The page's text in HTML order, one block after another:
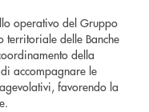
operativo del Gruppo
territoriale delle Banche
della
accompagnare le
favorendo la